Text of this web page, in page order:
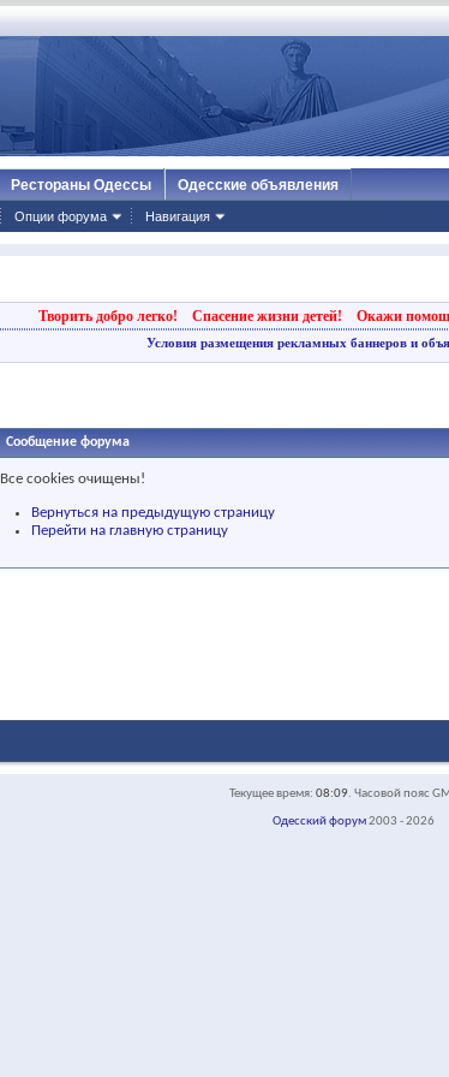
Опции форума Навигация
Рестораны Одессы Одесские объявления
Творить добро легко! Спасение жизни детей! Окажи
Условия размещения рекламных баннеров и
Сообщение форума
Все cookies очищены!
Вернуться на предыдущую страницу
Перейти на главную страницу
Текущее время: 08:09. Часовой пояс
Одесский форум2003 - 2026